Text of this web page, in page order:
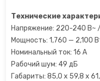
Технические
Напряжение: 220-240 В~
Мощность: 1,760 — 2,100
Номинальный ток: 16 A
Рабочий шум: 49 дБ
Габариты: 85,0 x 59,8 x
Точилки для ножей
Фритюрницы
Хлебопечки